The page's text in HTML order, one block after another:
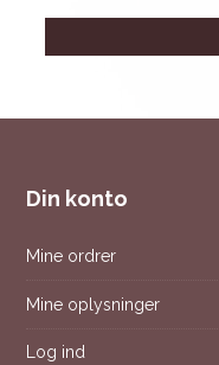
Din konto
Mine ordrer
Mine oplysninger
Log ind